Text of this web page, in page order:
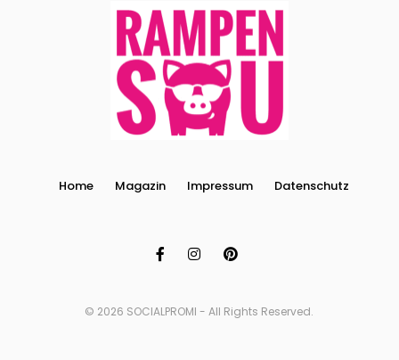
Home Magazin Impressum Datenschutz
© 2026 SOCIALPROMI - All Rights Reserved.